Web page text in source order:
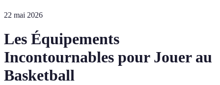
22 mai 2026
Les Équipements
Incontournables pour Jouer au
Basketball